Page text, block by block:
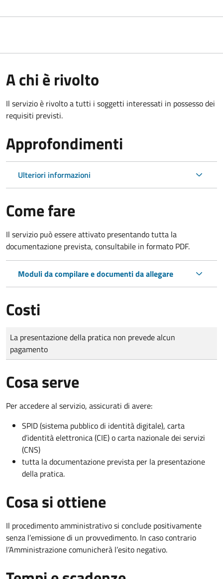
A chi è rivolto
Il servizio è rivolto a tutti i soggetti interessati in possesso dei
requisiti previsti.
Approfondimenti
Ulteriori informazioni
Come fare
Il servizio può essere attivato presentando tutta la
documentazione prevista, consultabile in formato PDF.
Moduli da compilare e documenti da allegare
Costi
Tipo di pagamento
Importo
La presentazione della pratica non prevede alcun
pagamento
Cosa serve
Per accedere al servizio, assicurati di avere:
SPID (sistema pubblico di identità digitale), carta
d’identità elettronica (CIE) o carta nazionale dei servizi
(CNS)
tutta la documentazione prevista per la presentazione
della pratica.
Cosa si ottiene
Il procedimento amministrativo si conclude positivamente
senza l’emissione di un provvedimento. In caso contrario
l’Amministrazione comunicherà l’esito negativo.